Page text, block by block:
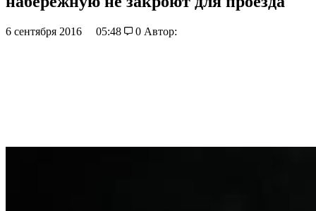
6 сентября 2016 05:48 0 Автор: